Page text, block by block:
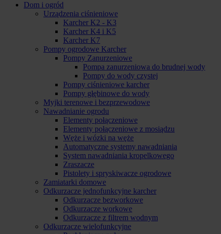
Dom i ogród
Urządzenia ciśnieniowe
Karcher K2 - K3
Karcher K4 i K5
Karcher K7
Pompy ogrodowe Karcher
Pompy Zanurzeniowe
Pompa zanurzeniowa do brudnej wody
Pompy do wody czystej
Pompy ciśnieniowe karcher
Pompy głębinowe do wody
Myjki terenowe i bezprzewodowe
Nawadnianie ogrodu
Elementy połączeniowe
Elementy połączeniowe z mosiądzu
Węże i wózki na węże
Automatyczne systemy nawadniania
System nawadniania kropelkowego
Zraszacze
Pistolety i spryskiwacze ogrodowe
Zamiatarki domowe
Odkurzacze jednofunkcyjne karcher
Odkurzacze bezworkowe
Odkurzacze workowe
Odkurzacze z filtrem wodnym
Odkurzacze wielofunkcyjne